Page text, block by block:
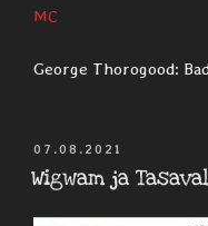
MC
George Thorogood:
JULKAISTU
07.08.2021
Wigwam ja